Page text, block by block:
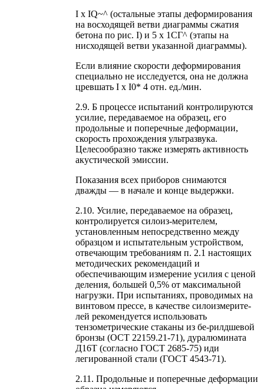
I х IQ~^ (остальные этапы деформирования
на восходящей ветви диаграммы сжатия
бетона по рис. I) и 5 х 1СГ^ (этапы на
нисходящей ветви указанной диаграммы).
Если влияние скорости деформирования
специально не исследуется, она не должна
цревшать I х I0* 4 отн. ед./мин.
2.9. Б процессе испытаний контролируются
усилие, передаваемое на образец, его
продольные и поперечные деформации,
скорость прохождения ультразвука.
Целесообразно также измерять активность
акустической эмиссии.
Показания всех приборов снимаются
дважды — в начале и конце выдержки.
2.10. Усилие, передаваемое на образец,
контролируется силоиз-мерителем,
установленным непосредственно между
образцом и испытательным устройством,
отвечающим требованиям п. 2.1 настоящих
методических рекомендаций и
обеспечивающим измерение усилия с ценой
деления, большей 0,5% от максимальной
нагрузки. При испытаниях, проводимых на
винтовом прессе, в качестве силоизмерите-
лей рекомендуется использовать
тензометрические стаканы из бе-рилдшевой
бронзы (ОСТ 22159.21-71), дуралюмината
Д16Т (согласно ГОСТ 2685-75) иди
легированной стали (ГОСТ 4543-71).
2.11. Продольные и поперечные деформации